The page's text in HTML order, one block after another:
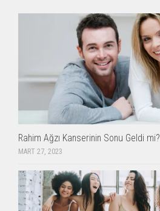
Rahim Ağzı Kanserinin Sonu Geldi mi?
MART 27, 2023